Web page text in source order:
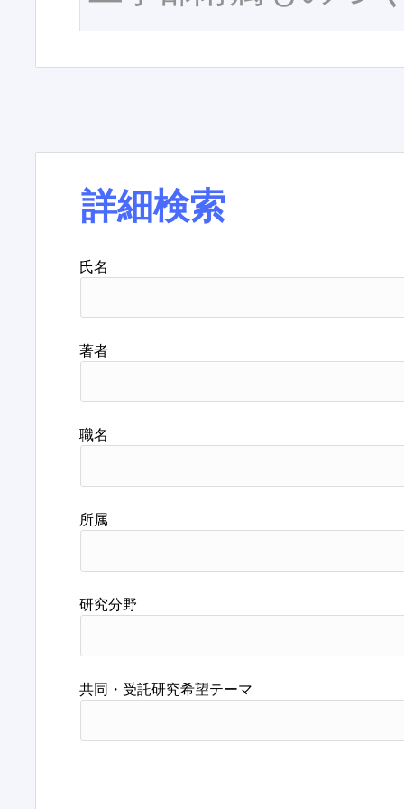
詳細検索
氏名
著者
職名
所属
研究分野
共同・受託研究希望テーマ